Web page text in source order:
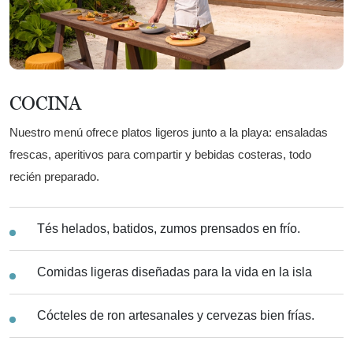
COCINA
Nuestro menú ofrece platos ligeros junto a la playa: ensaladas
frescas, aperitivos para compartir y bebidas costeras, todo
recién preparado.
Tés helados, batidos, zumos prensados en frío.
Comidas ligeras diseñadas para la vida en la isla
Cócteles de ron artesanales y cervezas bien frías.